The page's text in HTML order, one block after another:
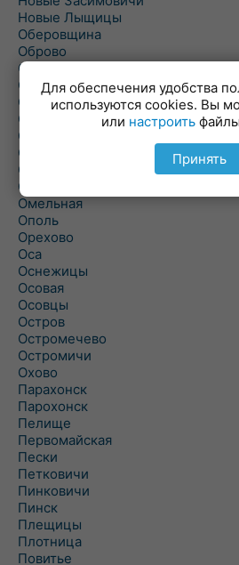
Новые Лыщицы
Оберовщина
Оброво
Огаревичи
Одрижин
Оздамичи
Озяты
Олтуш
Ольманы
Ольпень
Ольшаны
Омельная
Ополь
Орехово
Оса
Оснежицы
Осовая
Осовцы
Остров
Остромечево
Остромичи
Охово
Парахонск
Парохонск
Пелище
Первомайская
Пески
Петковичи
Пинковичи
Пинск
Плещицы
Плотница
Повитье
Для обеспечения удобства
используются cookies. Вы
или настроить
Принять